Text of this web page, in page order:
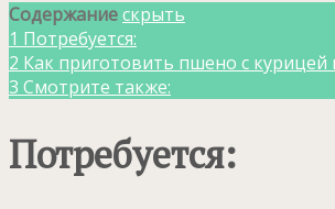
Содержаниескрыть
1 Потребуется:
2 Как приготовить пшено с курицей
3 Смотрите также:
Потребуется: